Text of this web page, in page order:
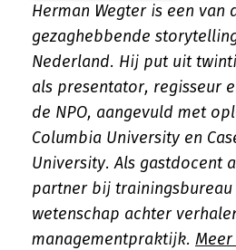
Herman Wegter is een van
gezaghebbende
Nederland. Hij put uit
als presentator, regisseur
de NPO, aangevuld met
Columbia University en
University. Als gastdocent
partner bij trainings­bureau
wetenschap achter
managementpraktijk.